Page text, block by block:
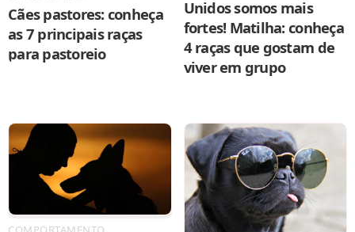
Cães pastores: conheça
as 7 principais raças
para pastoreio
Unidos somos mais
fortes! Matilha: conheça
4 raças que gostam de
viver em grupo